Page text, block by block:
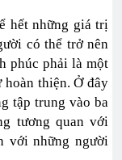
hết những giá trị
có thể trở nên
phúc phải là một
thiện. Ở đây
tập trung vào ba
tương quan với
với những người